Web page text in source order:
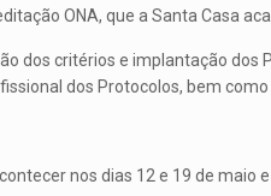
ONA, que a Santa Casa
dos critérios e implantação
dos Protocolos, bem
nos dias 12 e 19 de maio